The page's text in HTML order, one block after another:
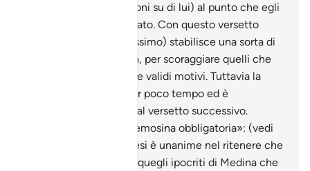
Allah (pace e benedizioni su di lui) al punto che egli
era letteralmente assillato. Con questo versetto
Allah (gloria a Lui l’Altissimo) stabilisce una sorta di
elemosina obbliga toria, per scoraggiare quelli che
non avevano veramente validi motivi. Tuttavia la
norma rimase valida per poco tempo ed è
considerata abrogata dal versetto successivo.
«orazione rituale ed elemosina obbligatoria»: (vedi
Appendici e 3). L’esegesi è unanime nel ritenere che
il versetto si riferisca a quegli ipocriti di Medina che